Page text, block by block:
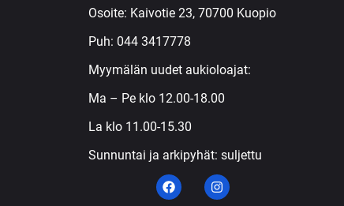
Osoite: Kaivotie 23, 70700 Kuopio
Puh: 044 3417778
Myymälän uudet aukioloajat:
Ma – Pe klo 12.00-18.00
La klo 11.00-15.30
Sunnuntai ja arkipyhät: suljettu